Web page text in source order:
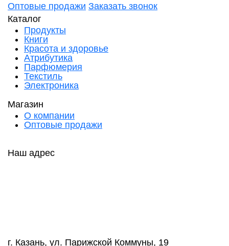
Оптовые продажи Заказать звонок
Каталог
Продукты
Книги
Красота и здоровье
Атрибутика
Парфюмерия
Текстиль
Электроника
Магазин
О компании
Оптовые продажи
Наш адрес
г. Казань, ул. Парижской Коммуны, 19